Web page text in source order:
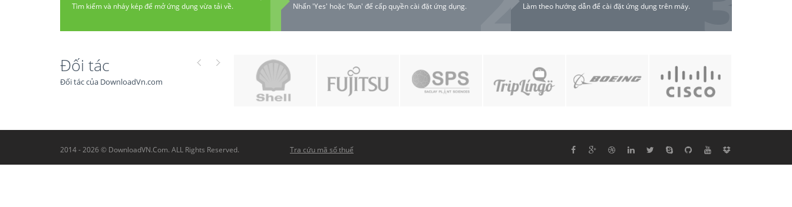
Tìm kiếm và nháy kép để mở ứng dụng vừa tải về. Nhấn 'Yes' hoặc 'Run' để cấp quyền cài đặt ứng dụng. Làm theo hướng dẫn để cài đặt ứng dụng trên máy.
Đối tác
Đối tác của DownloadVn.com
2014 - 2026 © DownloadVN.Com. ALL Rights Reserved. Tra cứu mã số thuế